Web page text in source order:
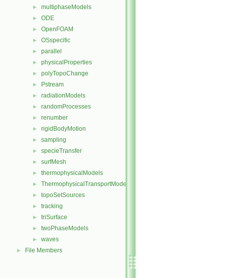
► multiphaseModels
► ODE
► OpenFOAM
► OSspecific
► parallel
► physicalProperties
► polyTopoChange
► Pstream
► radiationModels
► randomProcesses
► renumber
► rigidBodyMotion
► sampling
► specieTransfer
► surfMesh
► thermophysicalModels
► ThermophysicalTransportModels
► topoSetSources
► tracking
► triSurface
► twoPhaseModels
► waves
► File Members